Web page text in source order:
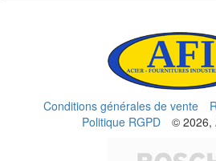
Conditions générales de vente
Politique RGPD
© 2026,